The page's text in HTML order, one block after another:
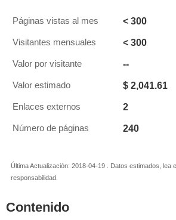
Páginas vistas al mes < 300
Visitantes mensuales < 300
Valor por visitante --
Valor estimado $ 2,041.61
Enlaces externos 2
Número de páginas 240
Última Actualización: 2018-04-19 . Datos estimados, lea
responsabilidad.
Contenido